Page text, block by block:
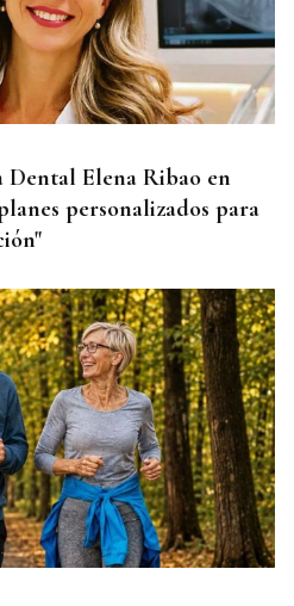
Elena Ribao en
personalizados para